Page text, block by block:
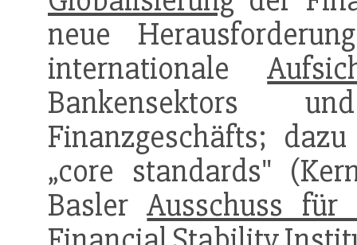
neue
internationale
Bankensektors
Finanzgeschäfts;
„core standards"
BaslerAusschuss für